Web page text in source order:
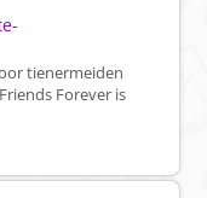
tienermeiden
Forever is